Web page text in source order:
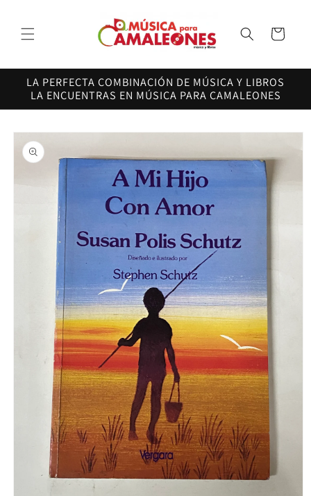
al contenido
Carrito
LA PERFECTA COMBINACIÓN DE MÚSICA Y LIBROS
LA ENCUENTRAS EN MÚSICA PARA CAMALEONES
directamente
a la
información
del producto